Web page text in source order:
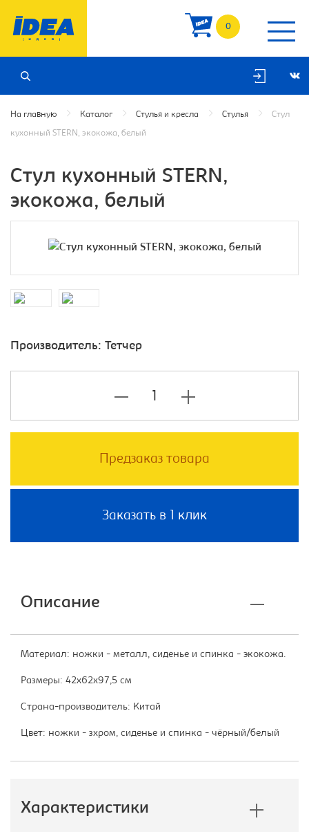
0
На главную Каталог Стулья и кресла Стулья Стул
кухонный STERN, экокожа, белый
Стул кухонный STERN,
экокожа, белый
Производитель: Тетчер
Предзаказ товара
Заказать в 1 клик
Описание
Материал: ножки - металл, сиденье и спинка - экокожа.
Размеры: 42х62х97,5 см
Страна-производитель: Китай
Цвет: ножки - зхром, сиденье и спинка - чёрный/белый
Характеристики